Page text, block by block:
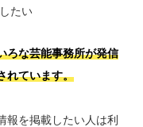
たい
ろな芸能事務所が発信
れています。
報を掲載したい人は利